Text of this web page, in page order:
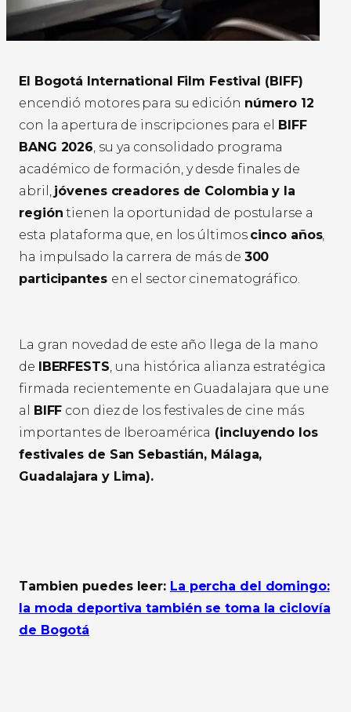
El Bogotá International Film Festival (BIFF)
encendió motores para su edición número 12
con la apertura de inscripciones para el
BIFF
BANG 2026, su ya consolidado programa
académico de formación, y desde finales de
abril, jóvenes creadores de Colombia y la
región tienen la oportunidad de postularse a
esta plataforma que, en los últimos cinco años,
ha impulsado la carrera de más de 300
participantes en el sector cinematográfico.
La gran novedad de este año llega de la mano
de
IBERFESTS, una histórica alianza estratégica
firmada recientemente en Guadalajara que une
al
BIFF con diez de los festivales de cine más
importantes de Iberoamérica (incluyendo los
festivales de San Sebastián, Málaga,
Guadalajara y Lima).
Tambien puedes leer: La percha del domingo:
la moda deportiva también se toma la ciclovía
de Bogotá